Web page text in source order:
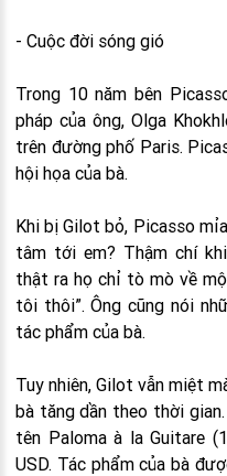
- Cuộc đời sóng gió
Trong 10 năm bên
pháp của ông, Olga
trên đường phố Paris.
hội họa của bà.
Khi bị Gilot bỏ, Picasso
tâm tới em? Thậm chí
thật ra họ chỉ tò mò về
tôi thôi”. Ông cũng nói
tác phẩm của bà.
Tuy nhiên, Gilot vẫn miệt
bà tăng dần theo thời
tên Paloma à la Guitare
USD. Tác phẩm của bà